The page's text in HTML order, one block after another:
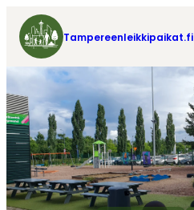
Tampereenleikkipaikat.fi